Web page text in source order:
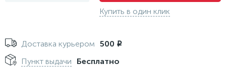
Купить в один клик
Доставка курьером 500 i
Пункт выдачи Бесплатно